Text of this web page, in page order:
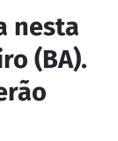
nesta
(BA).